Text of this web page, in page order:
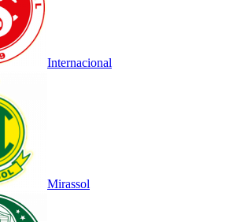
Internacional
Mirassol